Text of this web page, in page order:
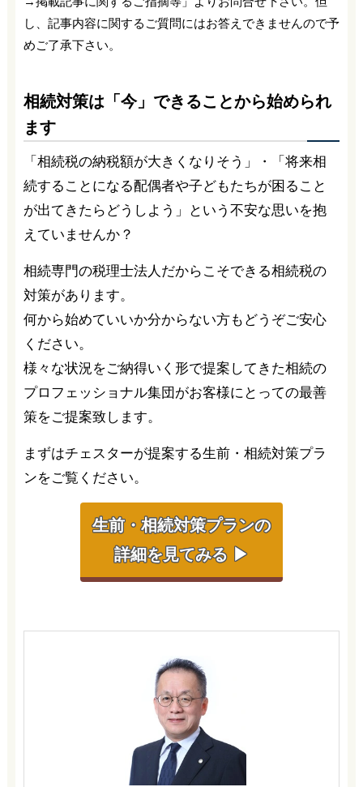
し、記事内容に関するご質問にはお答えできませんので予
めご了承下さい。
相続対策は「今」できることから始められ
ます
「相続税の納税額が大きくなりそう」・「将来相
続することになる配偶者や子どもたちが困ること
が出てきたらどうしよう」という不安な思いを抱
えていませんか？
相続専門の税理士法人だからこそできる相続税の
対策があります。
何から始めていいか分からない方もどうぞご安心
ください。
様々な状況をご納得いく形で提案してきた相続の
プロフェッショナル集団がお客様にとっての最善
策をご提案致します。
まずはチェスターが提案する生前・相続対策プラ
ンをご覧ください。
生前・相続対策プランの
詳細を見てみる ▶